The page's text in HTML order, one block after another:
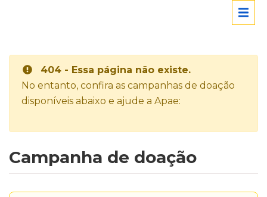
404 - Essa página não existe.
No entanto, confira as campanhas de doação
disponíveis abaixo e ajude a Apae:
Campanha de doação